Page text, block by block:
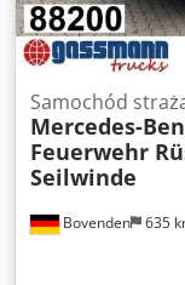
Bovenden 635
Samochód
Mercedes-
Feuerwehr
Seilwinde